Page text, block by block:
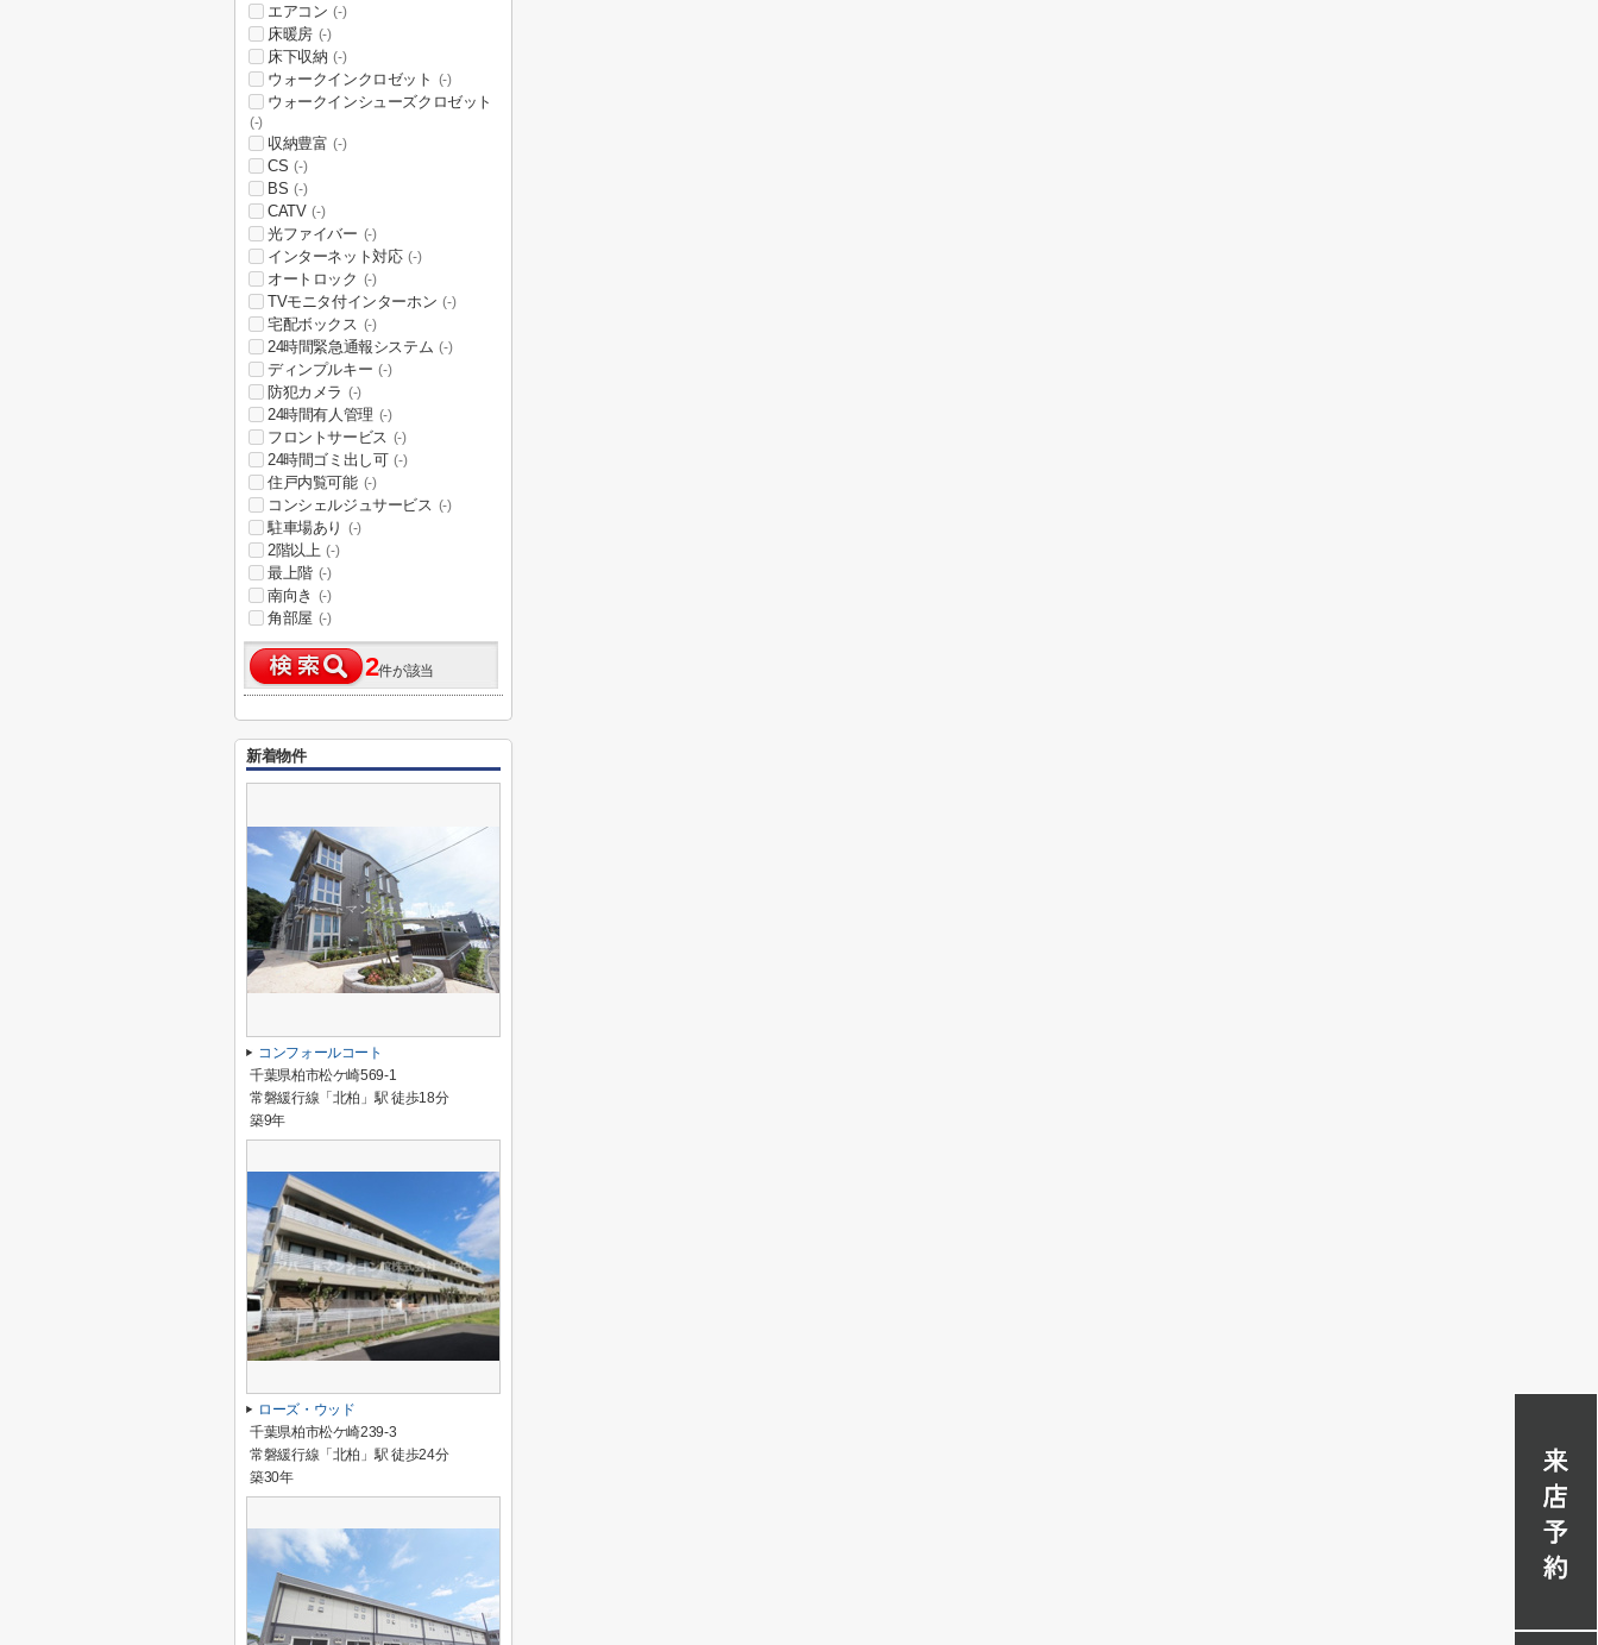
エアコン (-)
床暖房 (-)
床下収納 (-)
ウォークインクロゼット (-)
ウォークインシューズクロゼット
(-)
収納豊富 (-)
CS (-)
BS (-)
CATV (-)
光ファイバー (-)
インターネット対応 (-)
オートロック (-)
TVモニタ付インターホン (-)
宅配ボックス (-)
24時間緊急通報システム (-)
ディンプルキー (-)
防犯カメラ (-)
24時間有人管理 (-)
フロントサービス (-)
24時間ゴミ出し可 (-)
住戸内覧可能 (-)
コンシェルジュサービス (-)
駐車場あり (-)
2階以上 (-)
最上階 (-)
南向き (-)
角部屋 (-)
2件が該当
新着物件
コンフォールコート
千葉県柏市松ケ崎569-1
常磐緩行線「北柏」駅 徒歩18分
築9年
ローズ・ウッド
千葉県柏市松ケ崎239-3
常磐緩行線「北柏」駅 徒歩24分
築30年